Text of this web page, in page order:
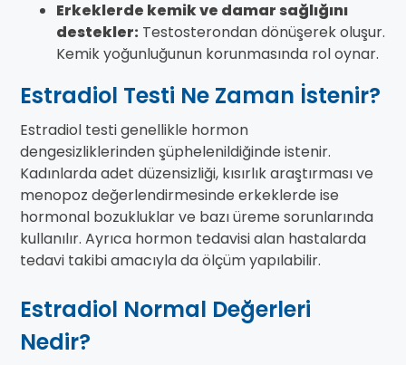
Erkeklerde kemik ve damar sağlığını
destekler: Testosterondan dönüşerek oluşur.
Kemik yoğunluğunun korunmasında rol oynar.
Estradiol Testi Ne Zaman İstenir?
Estradiol testi genellikle hormon
dengesizliklerinden şüphelenildiğinde istenir.
Kadınlarda adet düzensizliği, kısırlık araştırması ve
menopoz değerlendirmesinde erkeklerde ise
hormonal bozukluklar ve bazı üreme sorunlarında
kullanılır. Ayrıca hormon tedavisi alan hastalarda
tedavi takibi amacıyla da ölçüm yapılabilir.
Estradiol Normal Değerleri
Nedir?